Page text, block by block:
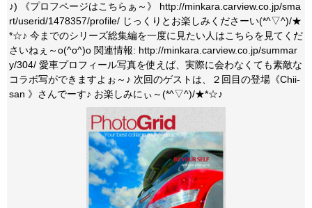
♪) 《プロフページはこちらぁ～》 http://minkara.carview.co.jp/sma
rt/userid/1478357/profile/ じっくりとお楽しみくださーい(*^▽^)/★
*☆♪ 今までのシリーズ総集編を一度に見たい人はこちらを見てくだ
さいねぇ～o(^o^)o 関連情報: http://minkara.carview.co.jp/summar
y/304/ 愛車プロフィール写真を使えば、実際に会わなくても素敵な
コラボ写ができますよぉ～♪ 次回のゲストは、２回目の登場《Chii-
san 》さんでーす♪ お楽しみにぃ～(*^▽^)/★*☆♪